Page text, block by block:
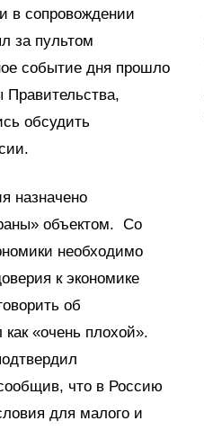
в сопровождении
за пультом
событие дня прошло
Правительства,
обсудить
назначено
объектом. Со
необходимо
к экономике
об
«очень плохой».
что в Россию
для малого и